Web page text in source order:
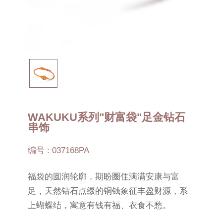
WAKUKU系列"财富袋"足金钻石
串饰
编号 : 037168PA
福袋的圆润轮廓，期盼圈住满满安康与富
足，天然钻石点缀的铜钱象征丰盈财源，系
上蝴蝶结，寓意有钱有福、衣食不愁。